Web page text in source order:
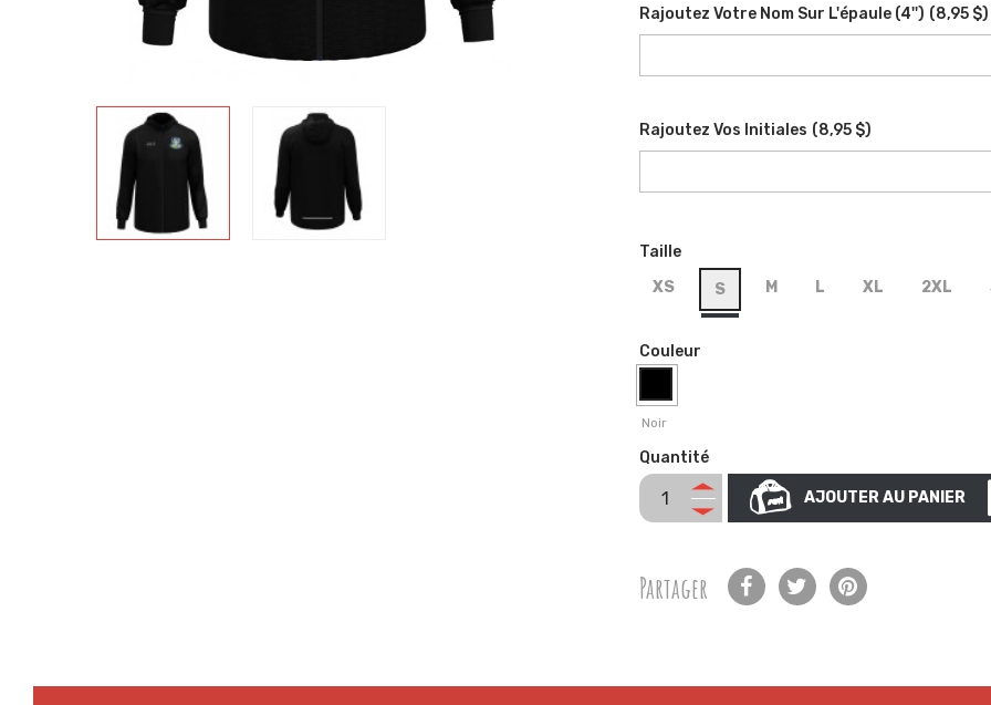
Rajoutez Votre Nom Sur L'épaule (4'') (8,95 $)
Rajoutez Vos Initiales (8,95 $)
Taille
XS
S M L XL 2XL
Couleur
Noir
Quantité
AJOUTER AU PANIER
Partager